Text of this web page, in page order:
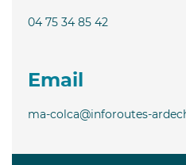
04 75 34 85 42
Email
ma-colca@inforoutes-